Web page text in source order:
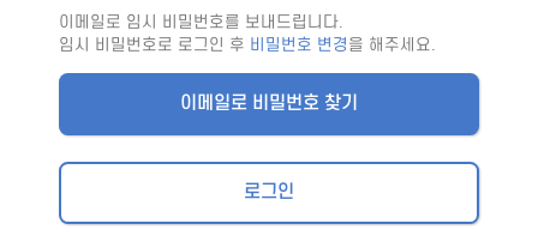
이메일로 임시 비밀번호를 보내드립니다.
임시 비밀번호로 로그인 후 비밀번호 변경 을 해주세요.
이메일로 비밀번호 찾기
로그인